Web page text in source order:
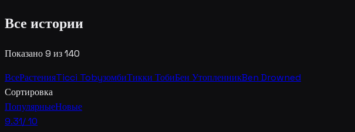
Все истории
Показано 9 из 140
ВсеРастенияTicci TobyзомбиТикки ТобиБен УтопленникBen Drowned
Сортировка
ПопулярныеНовые
9.31/ 10